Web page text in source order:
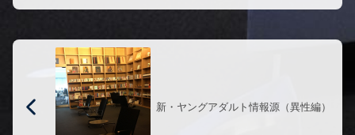
新・ヤングアダルト情報源（異性編）